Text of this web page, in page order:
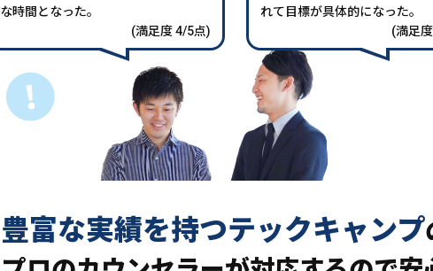
な時間となった。
(満足度 4/5点)
れて目標が具体的になった。
(満足
豊富な実績を持つテックキャンプ